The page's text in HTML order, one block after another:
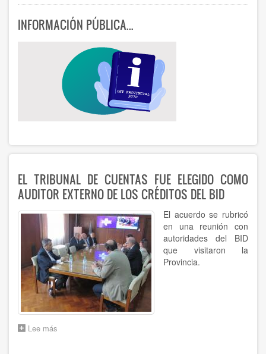
INFORMACIÓN PÚBLICA...
EL TRIBUNAL DE CUENTAS FUE ELEGIDO COMO
AUDITOR EXTERNO DE LOS CRÉDITOS DEL BID
El acuerdo se rubricó
en una reunión con
autoridades del BID
que visitaron la
Provincia.
Lee más